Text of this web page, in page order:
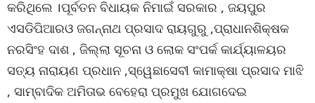
କରିଥିଲେ ।ପୂର୍ବତନ ବିଧାୟକ ନିମାଇଁ ସରକାର , ଜୟପୁର
ଏସଡିପିଆରଓ ଜଗନ୍ନାଥ ପ୍ରସାଦ ରାୟଗୁରୁ ,ପ୍ରାଧାନଶିକ୍ଷକ
ନରସିଂହ ଦାଶ , ଜିଲ୍ଲା ସୂଚନା ଓ ଲୋକ ସଂପର୍କ କାର୍ଯ୍ୟାଳୟର
ସତ୍ୟ ନାରାୟଣ ପ୍ରଧାନ ,ସ୍ୱେଛାସେବୀ କାମାକ୍ଷା ପ୍ରସାଦ ମାଝି
, ସାମ୍ବାଦିକ ଅମିତାଭ ବେହେରା ପ୍ରମୁଖ ଯୋଗଦେଇ